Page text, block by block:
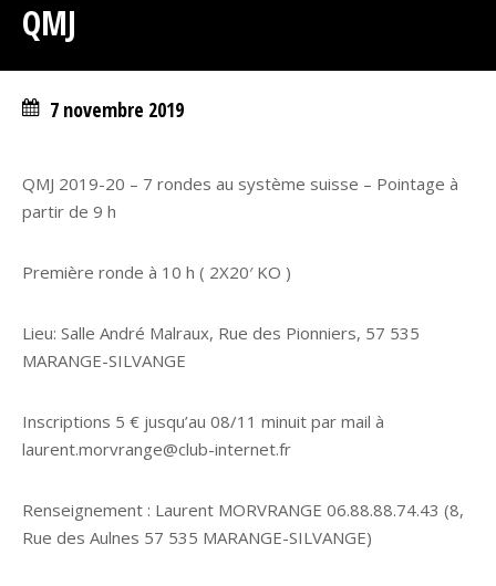
QMJ
7 novembre 2019
QMJ 2019-20 – 7 rondes au système suisse – Pointage à
partir de 9 h
Première ronde à 10 h ( 2X20′ KO )
Lieu: Salle André Malraux, Rue des Pionniers, 57 535
MARANGE-SILVANGE
Inscriptions 5 € jusqu’au 08/11 minuit par mail à
laurent.morvrange@club-internet.fr
Renseignement : Laurent MORVRANGE 06.88.88.74.43 (8,
Rue des Aulnes 57 535 MARANGE-SILVANGE)